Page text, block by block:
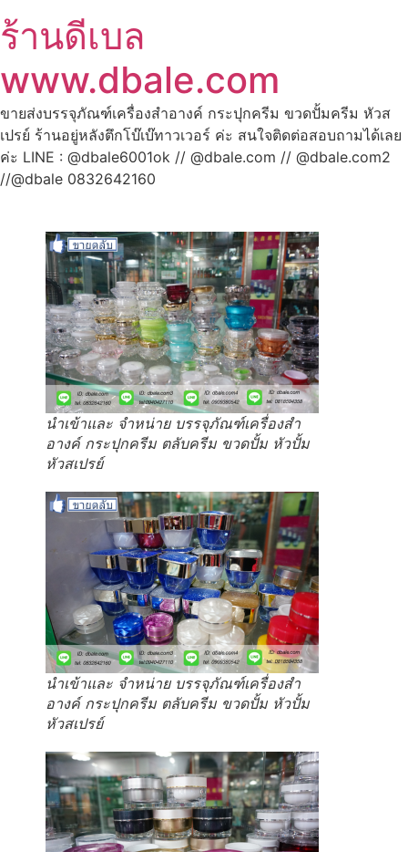
ร้านดีเบล
www.dbale.com
ขายส่งบรรจุภัณฑ์เครื่องสำอางค์ กระปุกครีม ขวดปั้มครีม หัวส
เปรย์ ร้านอยู่หลังตึกโบ๊เบ๊ทาวเวอร์ ค่ะ สนใจติดต่อสอบถามได้เลย
ค่ะ LINE : @dbale6001ok // @dbale.com // @dbale.com2
//@dbale 0832642160
นำเข้าและ จำหน่าย บรรจุภัณฑ์เครื่องสำ
อางค์ กระปุกครีม ตลับครีม ขวดปั้ม หัวปั้ม
หัวสเปรย์
นำเข้าและ จำหน่าย บรรจุภัณฑ์เครื่องสำ
อางค์ กระปุกครีม ตลับครีม ขวดปั้ม หัวปั้ม
หัวสเปรย์